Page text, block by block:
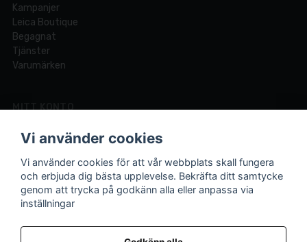
Kampanjer
Leica Boutique
Begagnat
Tjänster
Varumärken
MITT KONTO
Logga in
Registrera dig
Glömt lösenord?
Vi är experter på foto och video med över 100 års
Vi använder cookies
Vi använder cookies för att vår webbplats skall fungera
och erbjuda dig bästa upplevelse. Bekräfta ditt samtycke
genom att trycka på godkänn alla eller anpassa via
inställningar